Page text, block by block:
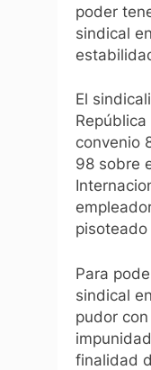
poder
sindical
El
convenio
98 sobre
Para
sindical
pudor
finalidad